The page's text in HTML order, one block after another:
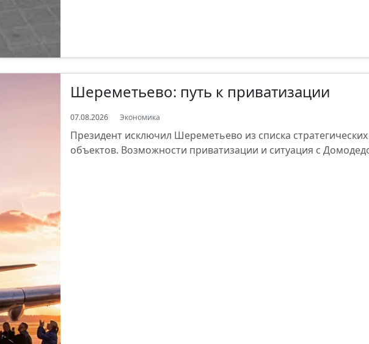
Шереметьево: путь к приватизации
07.08.2026 Экономика
Президент исключил Шереметьево из списка стратегических
объектов. Возможности приватизации и ситуация с